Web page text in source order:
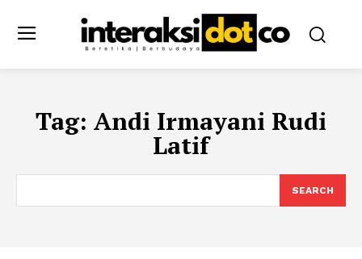
Tag: Andi Irmayani Rudi
Latif
SEARCH